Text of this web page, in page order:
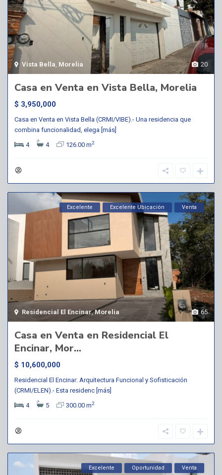
20
Vista Bella, Morelia
Casa en Venta en Vista Bella, Morelia
$ 3,950,000
Casa en Venta en Vista Bella (CRMI/VIBE).- Una residencia que
combina funcionalidad, elega [más]
4
4 126.00 m2
65
Residencial El Encinar,Morelia
Excelente Excelente Ubicación Venta
Casa en Venta en Residencial El
Encinar, Mor...
$ 10,600,000
Residencial El Encinar: Arquitectura Funcional y Sofisticación
(CRMI/ELEN).- Esta residenc [más]
4
5 300.00 m2
Excelente Oportunidad Venta